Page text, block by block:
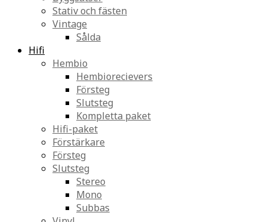
Stativ och fästen
Vintage
Sålda
Hifi
Hembio
Hembiorecievers
Försteg
Slutsteg
Kompletta paket
Hifi-paket
Förstärkare
Försteg
Slutsteg
Stereo
Mono
Subbas